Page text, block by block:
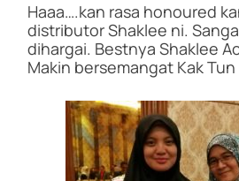
Haaa….kan rasa honoured
distributor Shaklee ni.
dihargai. Bestnya Shaklee
Makin bersemangat Kak